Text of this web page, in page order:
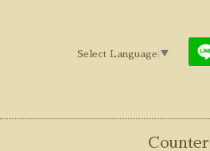
Select Language ▼
Counter